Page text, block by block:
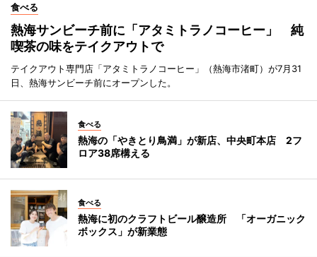
食べる
熱海サンビーチ前に「アタミトラノコーヒー」 純
喫茶の味をテイクアウトで
テイクアウト専門店「アタミトラノコーヒー」（熱海市渚町）が7月31
日、熱海サンビーチ前にオープンした。
食べる
熱海の「やきとり鳥満」が新店、中央町本店 2フ
ロア38席構える
食べる
熱海に初のクラフトビール醸造所 「オーガニック
ボックス」が新業態